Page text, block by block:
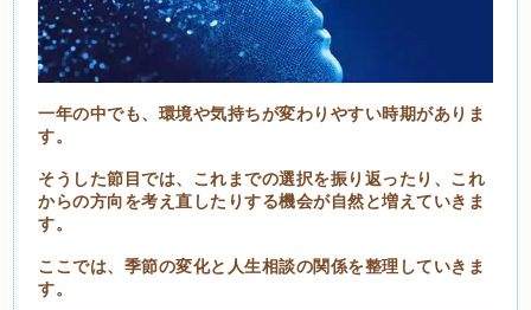
一年の中でも、環境や気持ちが変わりやすい時期がありま
す。
そうした節目では、これまでの選択を振り返ったり、これ
からの方向を考え直したりする機会が自然と増えていきま
す。
ここでは、季節の変化と人生相談の関係を整理していきま
す。